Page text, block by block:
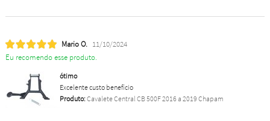
Mario O. 11/10/2024
Eu recomendo esse produto.
ótimo
Excelente custo benefício
Produto:Cavalete Central CB 500F 2016 a 2019 Chapam